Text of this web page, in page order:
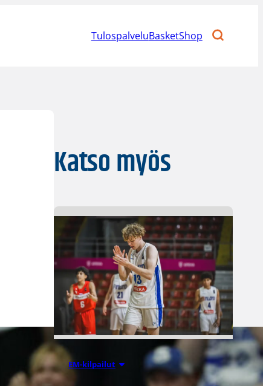
TulospalveluBasketShop
Katso myös
EM-kilpailut 08.08.2026 00:37